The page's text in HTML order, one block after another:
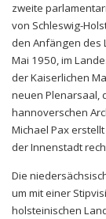
zweite
von Schleswig-
den Anfängen des
Mai 1950, im
der Kaiserlichen
neuen Plenarsaal,
hannoverschen
Michael Pax
der Innenstadt
Die
um mit einer
holsteinischen